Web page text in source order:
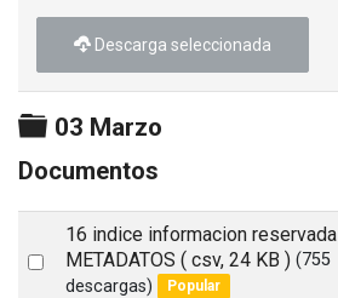
Descarga seleccionada
Carpeta
03 Marzo
Documentos
Select
16 indice informacion reservada
METADATOS ( csv, 24 KB ) (755
descargas)
Popular